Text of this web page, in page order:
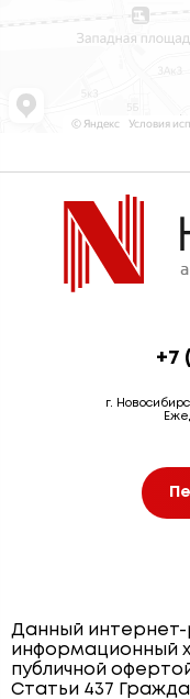
+7
г.
Данный интернет-
информационный
публичной
Статьи 437